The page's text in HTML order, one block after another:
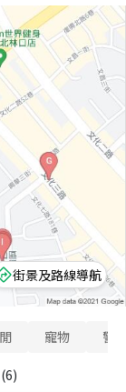
街景及路線導航
寵物 警
(6)